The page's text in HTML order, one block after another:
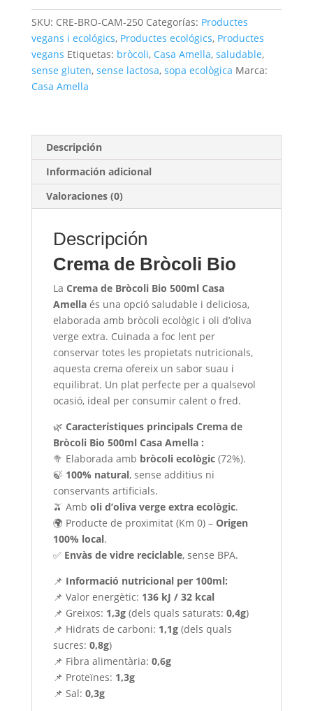
i
Local
cantidad
SKU: CRE-BRO-CAM-250 Categorías: Productes
vegans i ecológics, Productes ecológics, Productes
vegans Etiquetas: bròcoli, Casa Amella, saludable,
sense gluten, sense lactosa, sopa ecològica Marca:
Casa Amella
Descripción
Información adicional
Valoraciones (0)
Descripción
Crema de Bròcoli Bio
La Crema de Bròcoli Bio 500ml Casa
Amellaés una opció saludable i deliciosa,
elaborada amb bròcoli ecològic i oli d’oliva
verge extra. Cuinada a foc lent per
conservar totes les propietats nutricionals,
aquesta crema ofereix un sabor suau i
equilibrat. Un plat perfecte per a qualsevol
ocasió, ideal per consumir calent o fred.
🌿 Característiques principals Crema de
Bròcoli Bio 500ml Casa Amella :
🥦 Elaborada amb bròcoli ecològic(72%).
🍃 100% natural, sense additius ni
conservants artificials.
🫒 Amb oli d’oliva verge extra ecològic.
🌍 Producte de proximitat (Km 0) – Origen
100% local.
✅ Envàs de vidre reciclable, sense BPA.
📌 Informació nutricional per 100ml:
📌 Valor energètic: 136 kJ / 32 kcal
📌 Greixos: 1,3g(dels quals saturats: 0,4g)
📌 Hidrats de carboni: 1,1g(dels quals
sucres: 0,8g)
📌 Fibra alimentària: 0,6g
📌 Proteïnes: 1,3g
📌 Sal: 0,3g